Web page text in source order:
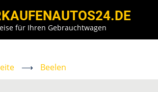
für Ihren Gebrauchtwagen
⟶ Beelen